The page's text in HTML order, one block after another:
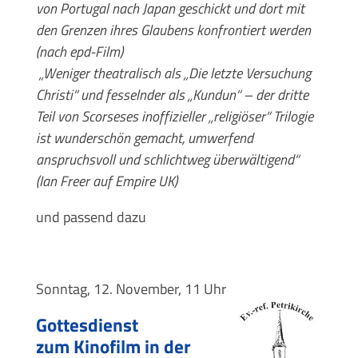
von Portugal nach Japan geschickt und dort mit
den Grenzen ihres Glaubens konfrontiert werden
(nach epd-Film)
„Weniger theatralisch als „Die letzte Versuchung
Christi“ und fesselnder als „Kundun“ – der dritte
Teil von Scorseses inoffizieller „religiöser“ Trilogie
ist wunderschön gemacht, umwerfend
anspruchsvoll und schlichtweg überwältigend“
(Ian Freer auf Empire UK)
und passend dazu
Sonntag, 12. November, 11 Uhr
Gottesdienst
zum Kinofilm in der